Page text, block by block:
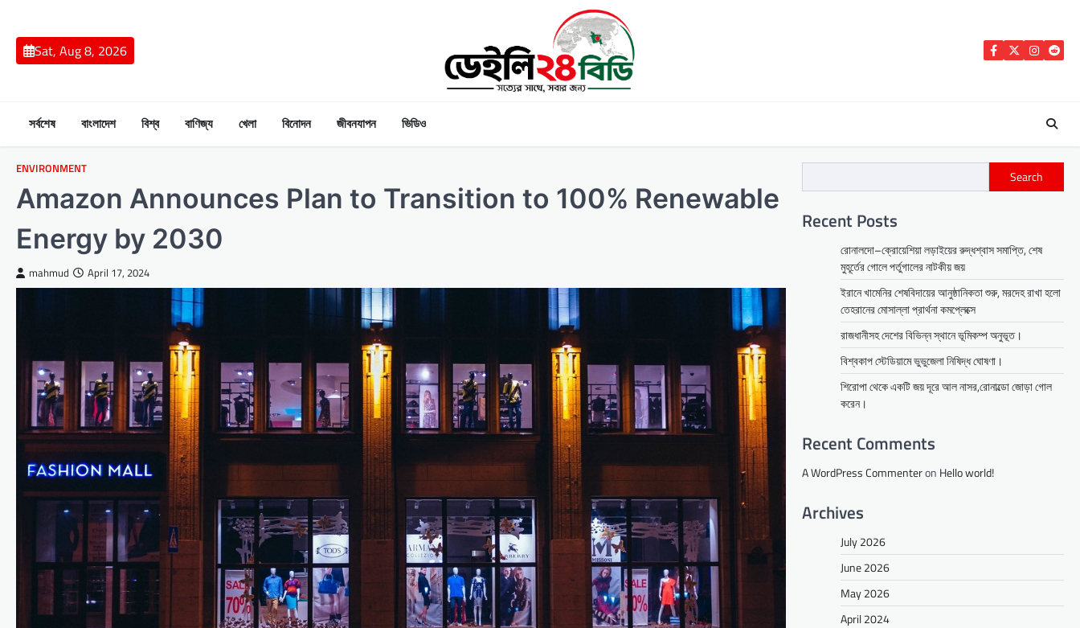
contentSat, Aug 8, 2026 Facebook
Twitter
সর্বশেষ বাংলাদেশ বিশ্ব বাণিজ্য খেলা বিনোদন জীবনযাপন ভিডিও
ENVIRONMENT
Amazon Announces Plan to Transition to 100% Renewable
Energy by 2030
mahmud April 17, 2024
Search
Recent Posts
রোনালদো–ক্রোয়েশিয়া লড়াইয়ের রুদ্ধশ্বাস সমাপ্তি, শেষ
মুহূর্তের গোলে পর্তুগালের নাটকীয় জয়
ইরানে খামেনির শেষবিদায়ের আনুষ্ঠানিকতা শুরু, মরদেহ রাখা হলো
তেহরানের মোসাল্লা প্রার্থনা কমপ্লেক্সে
রাজধানীসহ দেশের বিভিন্ন স্থানে ভূমিকম্প অনুভূত।
বিশ্বকাপ স্টেডিয়ামে ভুভুজেলা নিষিদ্ধ ঘোষণা।
শিরোপা থেকে একটি জয় দূরে আল নাসর,রোনাল্ডো জোড়া গোল
করেন।
Recent Comments
A WordPress Commenteron Hello world!
Archives
July 2026
June 2026
May 2026
April 2024